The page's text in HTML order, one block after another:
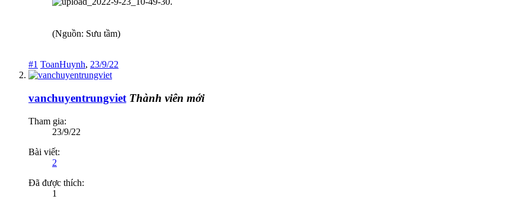
(Nguồn: Sưu tầm)
#1 ToanHuynh, 23/9/22
vanchuyentrungviet Thành viên mới
Tham gia:
23/9/22
Bài viết:
2
Đã được thích:
1